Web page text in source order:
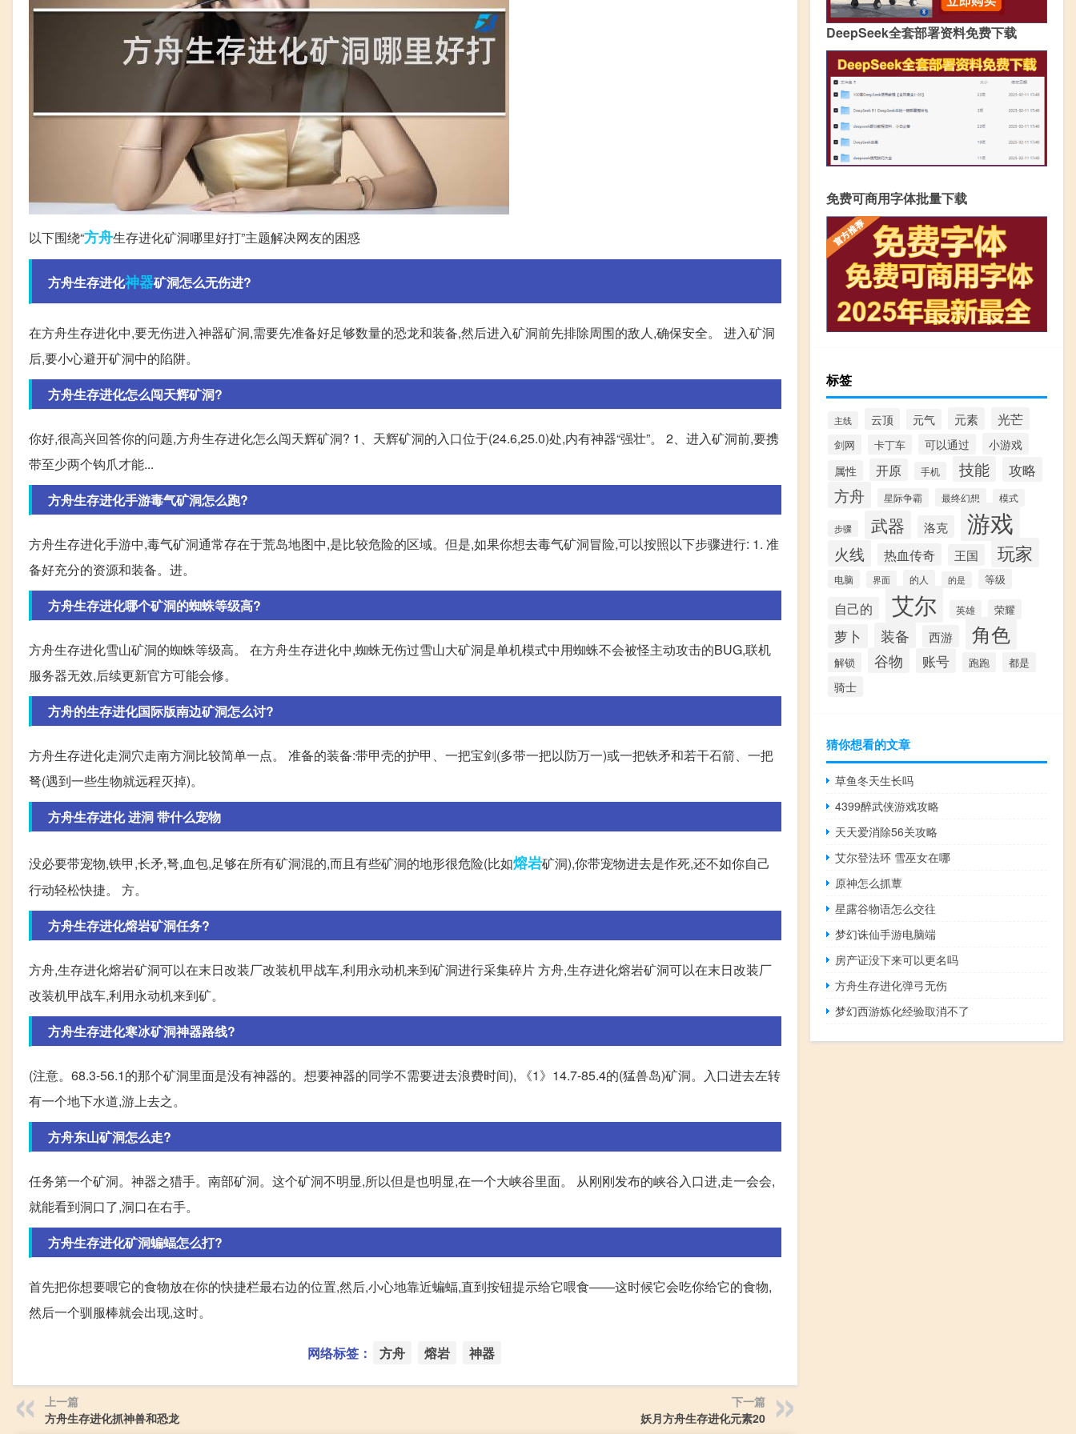
以下围绕“方舟生存进化矿洞哪里好打”主题解决网友的困惑
方舟生存进化神器矿洞怎么无伤进?
在方舟生存进化中,要无伤进入神器矿洞,需要先准备好足够数量的恐龙和装备,然后进入矿洞前先排除周围的敌人,确保安全。 进入矿洞
后,要小心避开矿洞中的陷阱。
方舟生存进化怎么闯天辉矿洞?
你好,很高兴回答你的问题,方舟生存进化怎么闯天辉矿洞? 1、天辉矿洞的入口位于(24.6,25.0)处,内有神器“强壮”。 2、进入矿洞前,要携
带至少两个钩爪才能...
方舟生存进化手游毒气矿洞怎么跑?
方舟生存进化手游中,毒气矿洞通常存在于荒岛地图中,是比较危险的区域。但是,如果你想去毒气矿洞冒险,可以按照以下步骤进行: 1. 准
备好充分的资源和装备。进。
方舟生存进化哪个矿洞的蜘蛛等级高?
方舟生存进化雪山矿洞的蜘蛛等级高。 在方舟生存进化中,蜘蛛无伤过雪山大矿洞是单机模式中用蜘蛛不会被怪主动攻击的BUG,联机
服务器无效,后续更新官方可能会修。
方舟的生存进化国际版南边矿洞怎么讨?
方舟生存进化走洞穴走南方洞比较简单一点。 准备的装备:带甲壳的护甲、一把宝剑(多带一把以防万一)或一把铁矛和若干石箭、一把
弩(遇到一些生物就远程灭掉)。
方舟生存进化 进洞 带什么宠物
没必要带宠物,铁甲,长矛,弩,血包,足够在所有矿洞混的,而且有些矿洞的地形很危险(比如熔岩矿洞),你带宠物进去是作死,还不如你自己
行动轻松快捷。 方。
方舟生存进化熔岩矿洞任务?
方舟,生存进化熔岩矿洞可以在末日改装厂改装机甲战车,利用永动机来到矿洞进行采集碎片 方舟,生存进化熔岩矿洞可以在末日改装厂
改装机甲战车,利用永动机来到矿。
方舟生存进化寒冰矿洞神器路线?
(注意。68.3-56.1的那个矿洞里面是没有神器的。想要神器的同学不需要进去浪费时间), 《1》14.7-85.4的(猛兽岛)矿洞。入口进去左转
有一个地下水道,游上去之。
方舟东山矿洞怎么走?
任务第一个矿洞。神器之猎手。南部矿洞。这个矿洞不明显,所以但是也明显,在一个大峡谷里面。 从刚刚发布的峡谷入口进,走一会会,
就能看到洞口了,洞口在右手。
方舟生存进化矿洞蝙蝠怎么打?
首先把你想要喂它的食物放在你的快捷栏最右边的位置,然后,小心地靠近蝙蝠,直到按钮提示给它喂食——这时候它会吃你给它的食物,
然后一个驯服棒就会出现,这时。
网络标签： 方舟 熔岩 神器
上一篇
方舟生存进化抓神兽和恐龙
下一篇
妖月方舟生存进化元素20
DeepSeek全套部署资料免费下载
免费可商用字体批量下载
标签
主线 云顶 元气 元素 光芒
剑网 卡丁车 可以通过 小游戏
属性 开原 手机 技能 攻略
方舟 星际争霸 最终幻想 模式
步骤 武器 洛克 游戏
火线 热血传奇 王国 玩家
电脑 界面 的人 的是 等级
自己的 艾尔 英雄 荣耀
萝卜 装备 西游 角色
解锁 谷物 账号 跑跑 都是
骑士
猜你想看的文章
草鱼冬天生长吗
4399醉武侠游戏攻略
天天爱消除56关攻略
艾尔登法环 雪巫女在哪
原神怎么抓蕈
星露谷物语怎么交往
梦幻诛仙手游电脑端
房产证没下来可以更名吗
方舟生存进化弹弓无伤
梦幻西游炼化经验取消不了